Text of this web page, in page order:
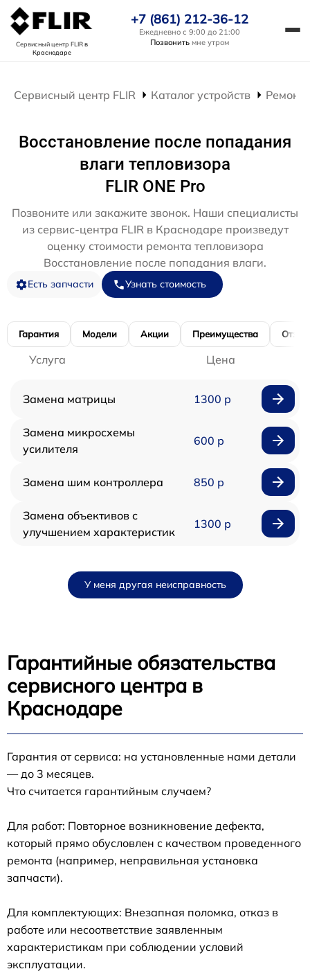
Сервисный центр FLIRв
Краснодаре
+7 (861) 212-36-12
Ежедневно с 9:00 до 21:00
Позвонить мне утром
Сервисный центр FLIR Каталог устройств Ремонт
Восстановление после попадания
влаги тепловизора
FLIR ONE Pro
Позвоните или закажите звонок. Наши специалисты
из сервис-центра FLIR в Краснодаре произведут
оценку стоимости ремонта тепловизора
Восстановление после попадания влаги.
Есть запчасти Узнать стоимость
Гарантия Модели Акции Преимущества
Услуга Цена
Замена матрицы 1300 р
Замена микросхемы
усилителя
600 р
Замена шим контроллера 850 р
Замена объективов с
улучшением характеристик
1300 р
У меня другая неисправность
Гарантийные обязательства
сервисного центра в
Краснодаре
Гарантия от сервиса: на установленные нами детали
— до 3 месяцев.
Что считается гарантийным случаем?
Для работ: Повторное возникновение дефекта,
который прямо обусловлен с качеством проведенного
ремонта (например, неправильная установка
запчасти).
Для комплектующих: Внезапная поломка, отказ в
работе или несоответствие заявленным
характеристикам при соблюдении условий
эксплуатации.